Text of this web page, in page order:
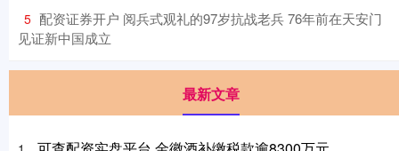
5 ​配资证券开户 阅兵式观礼的97岁抗战老兵 76年前在天安门
见证新中国成立
最新文章